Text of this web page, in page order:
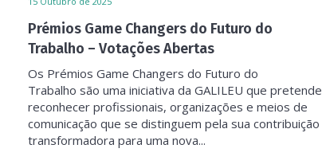
Prémios Game Changers do Futuro do
Trabalho – Votações Abertas
Os Prémios Game Changers do Futuro do
Trabalho são uma iniciativa da GALILEU que pretende
reconhecer profissionais, organizações e meios de
comunicação que se distinguem pela sua contribuição
transformadora para uma nova...